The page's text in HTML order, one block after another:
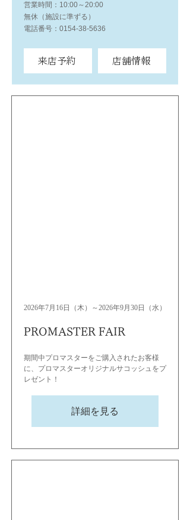
営業時間：10:00～20:00
無休（施設に準ずる）
電話番号：0154-38-5636
来店予約 店舗情報
2026年7月16日（木）～2026年9月30日（水）
PROMASTER FAIR
期間中プロマスターをご購入されたお客様
に、プロマスターオリジナルサコッシュをプ
レゼント！
詳細を見る